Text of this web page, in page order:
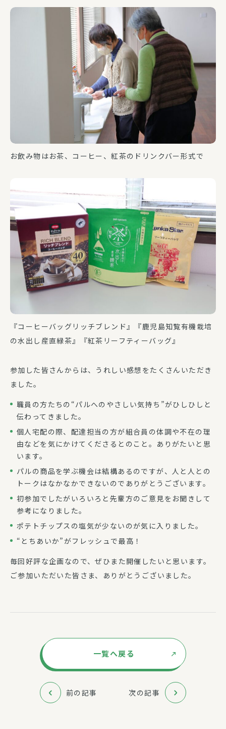
お飲み物はお茶、コーヒー、紅茶のドリンクバー形式で
『コーヒーバッグリッチブレンド』『鹿児島知覧有機栽培
の水出し産直緑茶』『紅茶リーフティーバッグ』
参加した皆さんからは、うれしい感想をたくさんいただき
ました。
職員の方たちの“パルへのやさしい気持ち”がひしひしと
伝わってきました。
個人宅配の際、配達担当の方が組合員の体調や不在の理
由などを気にかけてくださるとのこと。ありがたいと思
います。
パルの商品を学ぶ機会は結構あるのですが、人と人との
トークはなかなかできないのでありがとうございます。
初参加でしたがいろいろと先輩方のご意見をお聞きして
参考になりました。
ポテトチップスの塩気が少ないのが気に入りました。
“とちあいか”がフレッシュで最高！
毎回好評な企画なので、ぜひまた開催したいと思います。
ご参加いただいた皆さま、ありがとうございました。
一覧へ戻る
前の記事 次の記事